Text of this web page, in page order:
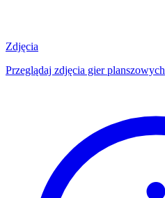
Zdjęcia
Przeglądaj zdjęcia gier planszowych